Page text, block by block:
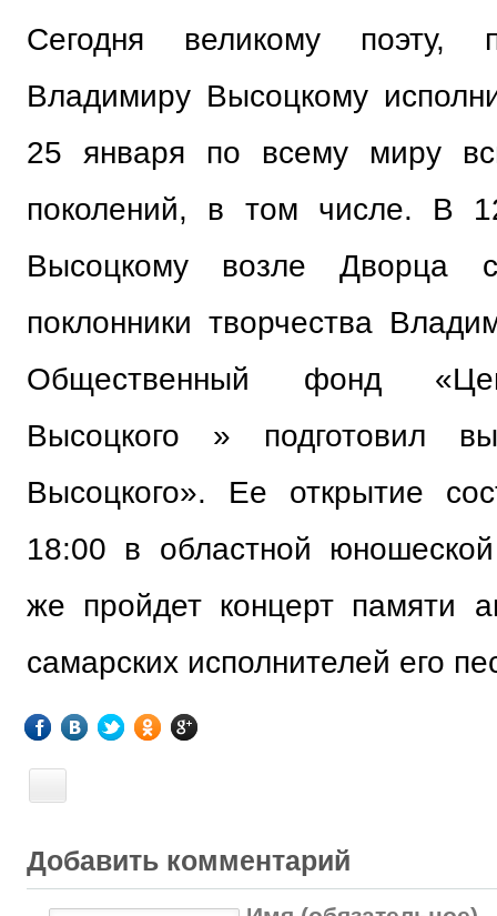
Сегодня великому поэту,
Владимиру Высоцкому
25 января по всему миру
поколений, в том числе. В
Высоцкому возле Дворца
поклонники творчества
Общественный фонд
Высоцкого » подготовил
Высоцкого». Ее открытие
18:00 в областной
же пройдет концерт памяти
самарских исполнителей его
Добавить комментарий